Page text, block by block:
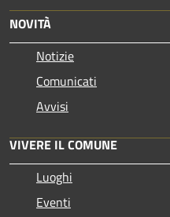
NOVITÀ
Notizie
Comunicati
Avvisi
VIVERE IL COMUNE
Luoghi
Eventi